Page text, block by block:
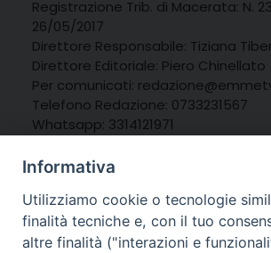
Registrazione Trib. di Macerata: N.
26/05/2017
Direttore Responsabile: Tiziana
Direttore Editoriale: Piero Chinellato
Per comunicati:
Telefono Redazione: 0733231567
Whatsapp: 3314121971
Informativa
Utilizziamo cookie o tecnologie
finalità tecniche e, con il tuo
altre finalità ("interazioni e